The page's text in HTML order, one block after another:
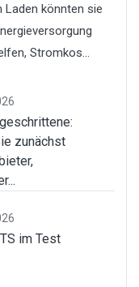
Laden könnten sie
Stromkos...
zunächst
im Test